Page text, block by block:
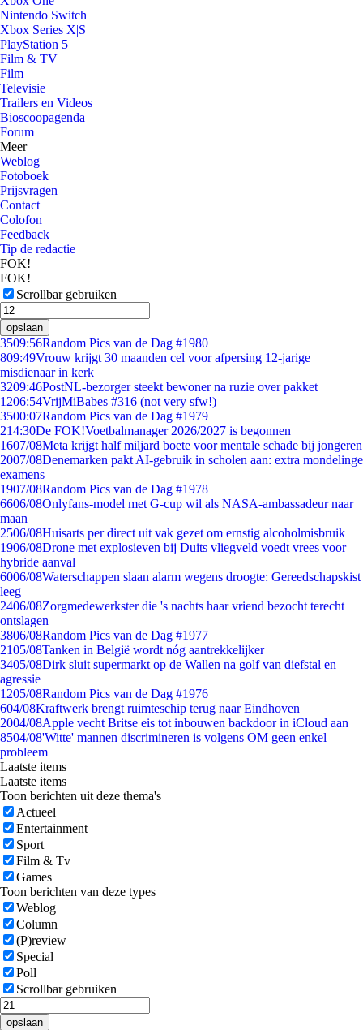
Nintendo Switch
Xbox Series X|S
PlayStation 5
Film & TV
Film
Televisie
Trailers en Videos
Bioscoopagenda
Forum
Meer
Weblog
Fotoboek
Prijsvragen
Contact
Colofon
Feedback
Tip de redactie
FOK!
FOK!
Scrollbar gebruiken
opslaan
3509:56Random Pics van de Dag #1980
809:49Vrouw krijgt 30 maanden cel voor afpersing 12-jarige
misdienaar in kerk
3209:46PostNL-bezorger steekt bewoner na ruzie over pakket
1206:54VrijMiBabes #316 (not very sfw!)
3500:07Random Pics van de Dag #1979
214:30De FOK!Voetbalmanager 2026/2027 is begonnen
1607/08Meta krijgt half miljard boete voor mentale schade bij jongeren
2007/08Denemarken pakt AI-gebruik in scholen aan: extra mondelinge
examens
1907/08Random Pics van de Dag #1978
6606/08Onlyfans-model met G-cup wil als NASA-ambassadeur naar
maan
2506/08Huisarts per direct uit vak gezet om ernstig alcoholmisbruik
1906/08Drone met explosieven bij Duits vliegveld voedt vrees voor
hybride aanval
6006/08Waterschappen slaan alarm wegens droogte: Gereedschapskist
leeg
2406/08Zorgmedewerkster die 's nachts haar vriend bezocht terecht
ontslagen
3806/08Random Pics van de Dag #1977
2105/08Tanken in België wordt nóg aantrekkelijker
3405/08Dirk sluit supermarkt op de Wallen na golf van diefstal en
agressie
1205/08Random Pics van de Dag #1976
604/08Kraftwerk brengt ruimteschip terug naar Eindhoven
2004/08Apple vecht Britse eis tot inbouwen backdoor in iCloud aan
8504/08'Witte' mannen discrimineren is volgens OM geen enkel
probleem
Laatste items
Laatste items
Toon berichten uit deze thema's
Actueel
Entertainment
Sport
Film & Tv
Games
Toon berichten van deze types
Weblog
Column
(P)review
Special
Poll
Scrollbar gebruiken
opslaan